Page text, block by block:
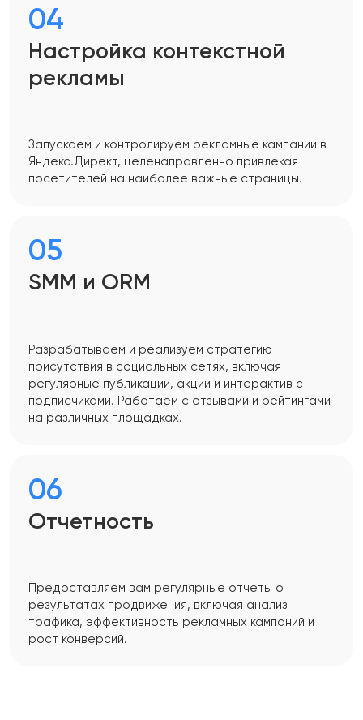
04
Настройка контекстной
рекламы
Запускаем и контролируем рекламные кампании в
Яндекс.Директ, целенаправленно привлекая
посетителей на наиболее важные страницы.
05
SMM и ORM
Разрабатываем и реализуем стратегию
присутствия в социальных сетях, включая
регулярные публикации, акции и интерактив с
подписчиками. Работаем с отзывами и рейтингами
на различных площадках.
06
Отчетность
Предоставляем вам регулярные отчеты о
результатах продвижения, включая анализ
трафика, эффективность рекламных кампаний и
рост конверсий.